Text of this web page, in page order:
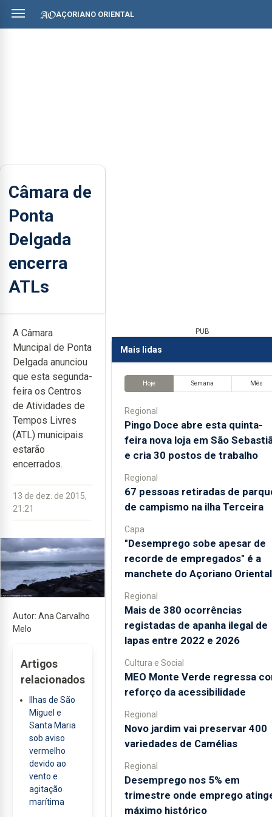
AÇORIANO ORIENTAL
Câmara de
Ponta
Delgada
encerra
ATLs
A Câmara
Muncipal de Ponta
Delgada anunciou
que esta segunda-
feira os Centros
de Atividades de
Tempos Livres
(ATL) municipais
estarão
encerrados.
13 de dez. de 2015,
21:21
Autor: Ana Carvalho
Melo
Artigos
relacionados
Ilhas de São
Miguel e
Santa Maria
sob aviso
vermelho
devido ao
vento e
agitação
marítima
PUB
Mais lidas
Hoje Semana Mês
Regional
Pingo Doce abre esta quinta-
feira nova loja em São
e cria 30 postos de trabalho
Regional
67 pessoas retiradas de
de campismo na ilha Terceira
Capa
"Desemprego sobe apesar de
recorde de empregados" é a
manchete do Açoriano Oriental
Regional
Mais de 380 ocorrências
registadas de apanha ilegal de
lapas entre 2022 e 2026
Cultura e Social
MEO Monte Verde regressa
reforço da acessibilidade
Regional
Novo jardim vai preservar 400
variedades de Camélias
Regional
Desemprego nos 5% em
trimestre onde emprego
máximo histórico